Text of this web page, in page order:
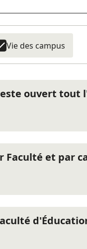
Vie des campus
ouvert tout
Faculté et par